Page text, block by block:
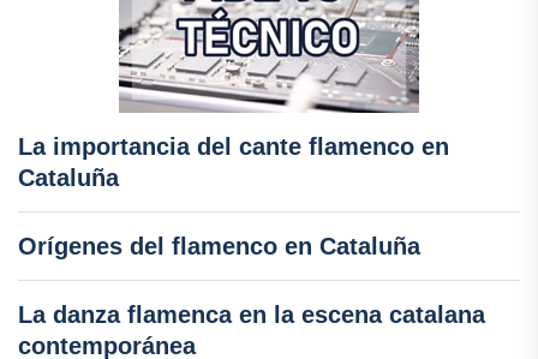
La importancia del cante flamenco en
Cataluña
Orígenes del flamenco en Cataluña
La danza flamenca en la escena catalana
contemporánea